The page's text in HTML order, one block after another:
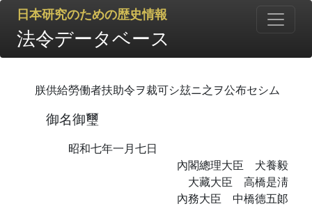
日本研究のための歴史情報
法令データベース
朕供給勞働者扶助令ヲ裁可シ玆ニ之ヲ公布セシム
御名御璽
昭和七年一月七日
內閣總理大臣 犬養毅
大藏大臣 高橋是淸
內務大臣 中橋德五郞